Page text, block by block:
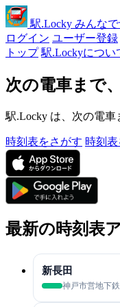
駅.Locky みんな
ログイン ユーザー登録
トップ 駅.Lockyについ
次の電車まで
駅.Locky は、次の電車
時刻表をさがす 時刻
最新の時刻表
新長田
神戸市営地下